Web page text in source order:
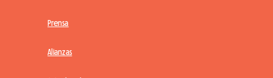
Prensa
Alianzas